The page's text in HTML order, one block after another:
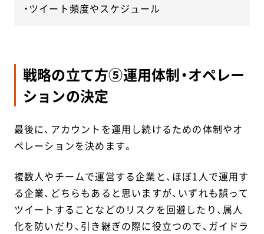
・ツイート頻度やスケジュール
戦略の立て方⑤運用体制・オペレー
ションの決定
最後に、アカウントを運用し続けるための体制やオ
ペレーションを決めます。
複数人やチームで運営する企業と、ほぼ1人で運用す
る企業、どちらもあると思いますが、いずれも誤って
ツイートすることなどのリスクを回避したり、属人
化を防いだり、引き継ぎの際に役立つので、ガイドラ